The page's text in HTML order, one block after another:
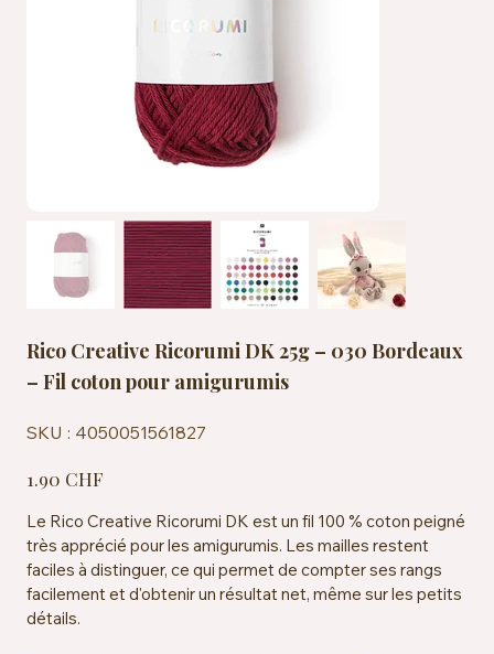
Rico Creative Ricorumi DK 25g – 030 Bordeaux
– Fil coton pour amigurumis
SKU : 4050051561827
4050051561827
1.90 CHF
Le Rico Creative Ricorumi DK est un fil 100 % coton peigné
très apprécié pour les amigurumis. Les mailles restent
faciles à distinguer, ce qui permet de compter ses rangs
facilement et d'obtenir un résultat net, même sur les petits
détails.